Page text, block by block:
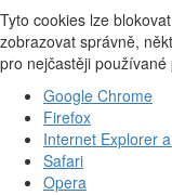
Tyto cookies lze
zobrazovat správně,
pro nejčastěji
Google Chrome
Firefox
Internet Explorer
Safari
Opera